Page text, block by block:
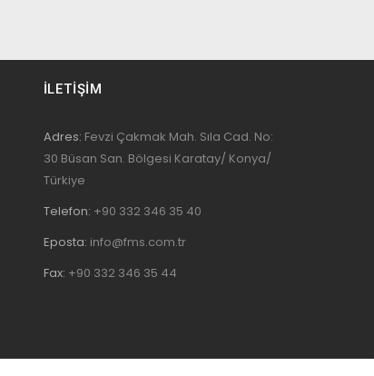
İLETİŞİM
Adres: Fevzi Çakmak Mah. Sıla Cad. No:
30 Büsan San. Bölgesi Karatay/ Konya/
Türkiye
Telefon: +90 332 346 35 40
Eposta: info@fms.com.tr
Fax: +90 332 346 35 44